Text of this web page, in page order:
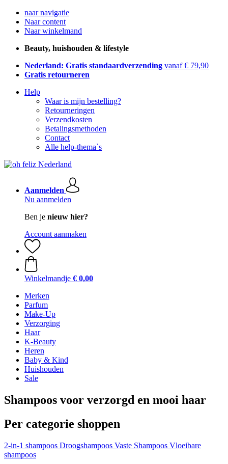
naar navigatie
Naar content
Naar winkelmand
Beauty, huishouden & lifestyle
Nederland: Gratis standaardverzending vanaf € 79,90
Gratis retourneren
Help
Waar is mijn bestelling?
Retourneringen
Verzendkosten
Betalingsmethoden
Contact
Alle help-thema`s
Aanmelden
Nu aanmelden
Ben je nieuw hier?
Account aanmaken
Winkelmandje € 0,00
Merken
Parfum
Make-Up
Verzorging
Haar
K-Beauty
Heren
Baby & Kind
Huishouden
Sale
Shampoos voor verzorgd en mooi haar
Per categorie shoppen
2-in-1 shampoos Droogshampoos Vaste Shampoos Vloeibare
shampoos